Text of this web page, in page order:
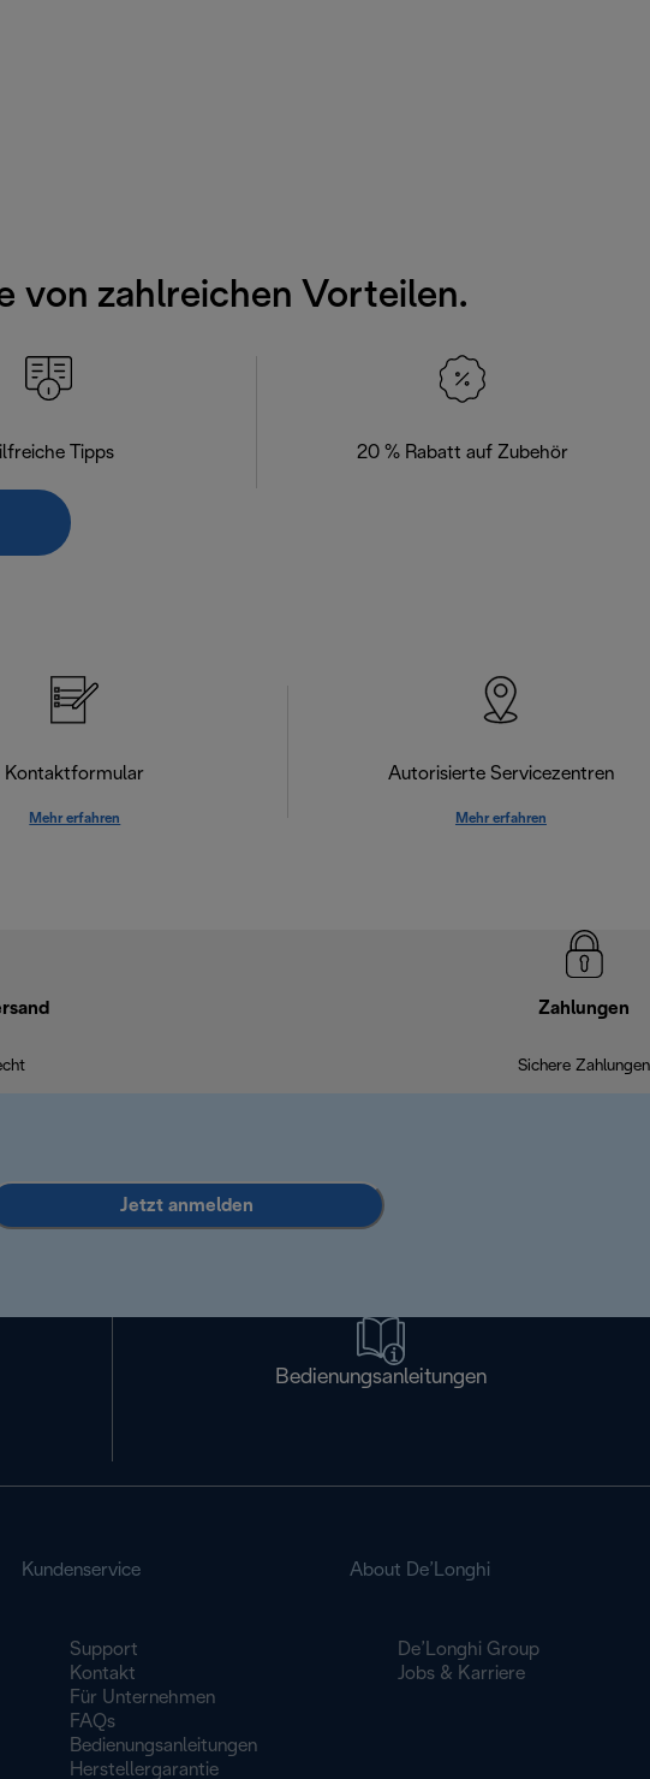
von zahlreichen Vorteilen.
Tipps 20 % Rabatt auf Zubehör
Kontaktformular
Mehr erfahren
Autorisierte Servicezentren
Mehr erfahren
Zahlungen
Sichere Zahlungen
Jetzt anmelden
Bedienungsanleitungen
Kundenservice
Support
Kontakt
Für Unternehmen
FAQs
Bedienungsanleitungen
Herstellergarantie
About De’Longhi
De’Longhi Group
Jobs & Karriere